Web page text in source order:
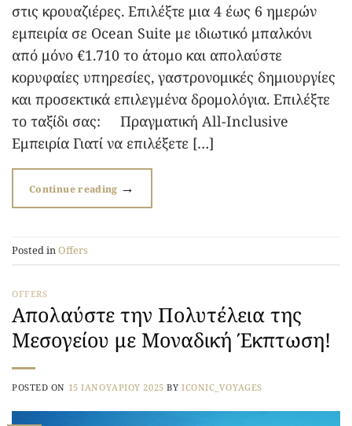
στις κρουαζιέρες. Επιλέξτε μια 4 έως 6 ημερών
εμπειρία σε Ocean Suite με ιδιωτικό μπαλκόνι
από μόνο €1.710 το άτομο και απολαύστε
κορυφαίες υπηρεσίες, γαστρονομικές δημιουργίες
και προσεκτικά επιλεγμένα δρομολόγια. Επιλέξτε
το ταξίδι σας: Πραγματική All-Inclusive
Εμπειρία Γιατί να επιλέξετε […]
Continue reading →
Posted inOffers
OFFERS
Απολαύστε την Πολυτέλεια της
Μεσογείου με Μοναδική Έκπτωση!
POSTED ON 15 ΙΑΝΟΥΑΡΊΟΥ 2025 BY ICONIC_VOYAGES